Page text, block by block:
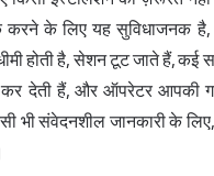
करने के लिए यह सुविधाजनक
होती है, सेशन टूट जाते हैं, कई
देती हैं, और ऑपरेटर आपकी
भी संवेदनशील जानकारी के लिए,